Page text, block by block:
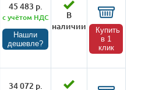
45 483 р.
с учётом НДС
Нашли
дешевле?
В
наличии
Купить
в 1
клик
34 072 р.